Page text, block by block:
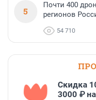
5
Почти 400
регионов
54 710
Скидка
3000 ₽